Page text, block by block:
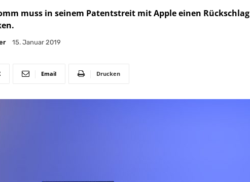
muss in seinem Patentstreit mit Apple einen Rückschlag
15. Januar 2019
Email Drucken